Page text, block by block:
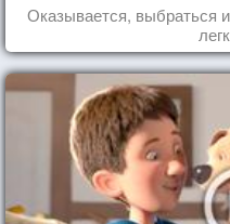
Оказывается, выбраться